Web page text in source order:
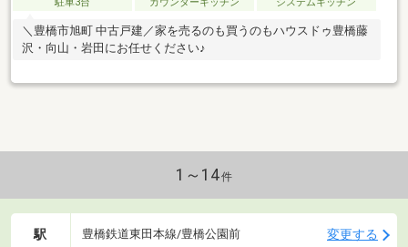
駐車3台 カウンターキッチン システムキッチン
＼豊橋市旭町 中古戸建／家を売るのも買うのもハウスドゥ豊橋藤
沢・向山・岩田にお任せください♪
1～14件
駅 豊橋鉄道東田本線/豊橋公園前 変更する